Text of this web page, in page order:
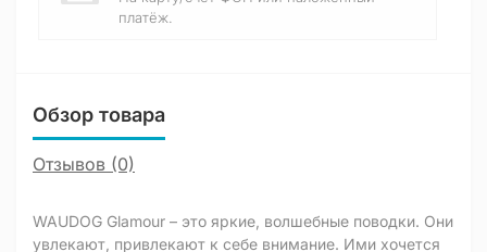
платёж.
Обзор товара
Отзывов (0)
WAUDOG Glamour – это яркие, волшебные поводки. Они
увлекают, привлекают к себе внимание. Ими хочется